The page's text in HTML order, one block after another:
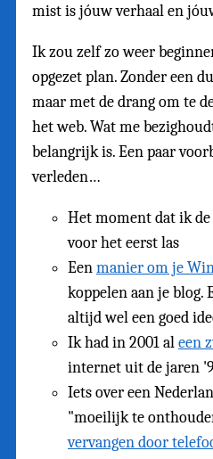
mist is jóuw verhaal en
Ik zou zelf zo weer
opgezet plan. Zonder een
maar met de drang om te
het web. Wat me
belangrijk is. Een paar
verleden…
Het moment dat ik de
voor het eerst las
Eenmanier om je
koppelen aan je blog.
altijd wel een goed
Ik had in 2001 aleen
internet uit de jaren
Iets over een
"moeilijk te
vervangen door